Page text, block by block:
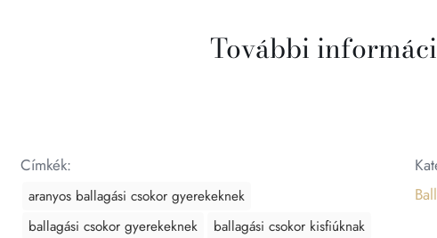
További
Címkék:
aranyos ballagási csokor gyerekeknek
ballagási csokor gyerekeknek
ballagási csokor kisfiúknak